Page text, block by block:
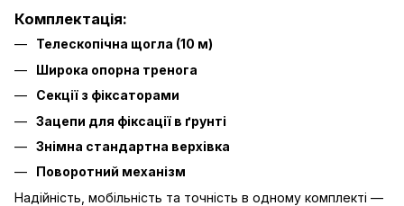
Комплектація:
Телескопічна щогла (10 м)
Широка опорна тренога
Секції з фіксаторами
Зацепи для фіксації в ґрунті
Знімна стандартна верхівка
Поворотний механізм
Надійність, мобільність та точність в одному комплекті —